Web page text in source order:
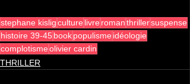
stephane kisligculture livre romanthrillersuspense
histoire 39-45bookpopulisme idéologie
complotismeolivier cardin
THRILLER